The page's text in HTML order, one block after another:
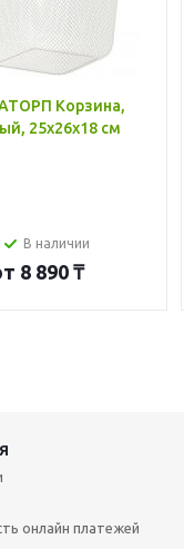
Корзина,
25x26x18 см
В наличии
8 890 ₸
онлайн платежей